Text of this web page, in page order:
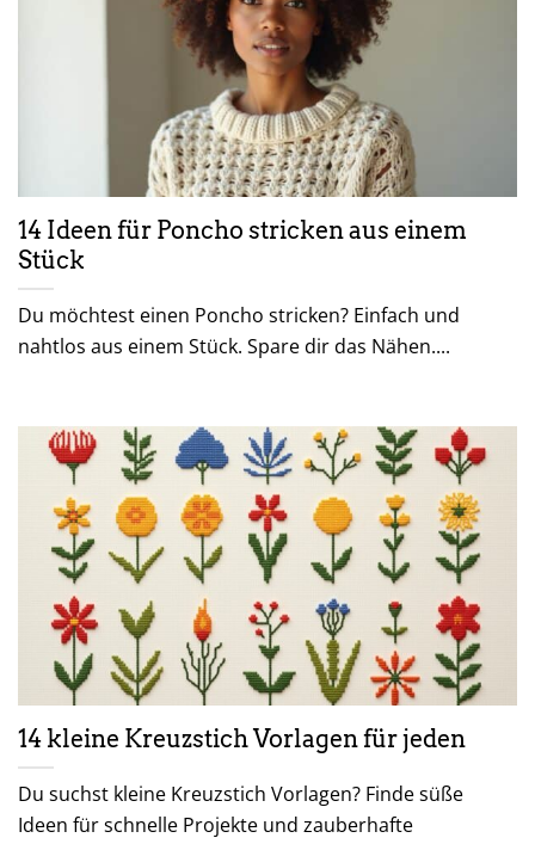
14 Ideen für Poncho stricken aus einem
Stück
Du möchtest einen Poncho stricken? Einfach und
nahtlos aus einem Stück. Spare dir das Nähen....
14 kleine Kreuzstich Vorlagen für jeden
Du suchst kleine Kreuzstich Vorlagen? Finde süße
Ideen für schnelle Projekte und zauberhafte